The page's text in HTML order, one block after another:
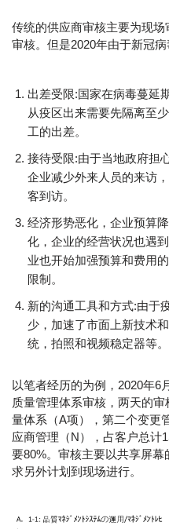
传统的供应商审核主要为现
审核。但是2020年由于新冠
出差受限:国家在病毒蔓延
从疫区出来需要先隔离至
工的出差。
接待受限:由于当地政府担
企业减少外来人员的来访
客到访。
经济形势恶化，企业预算
化，企业的经营状况也遇
业也开始加强预算和费用
限制。
新的沟通工具和方式:由于
少，加速了市面上新技术
统，拍照和视频稳定器等。
以笔者经历的为例，2020年6
质量管理体系审核，两天的
量体系（A项），第二个变更
应商管理（N），占客户总计
要80%。审核主要以共享屏
求另外计划到现场进行。